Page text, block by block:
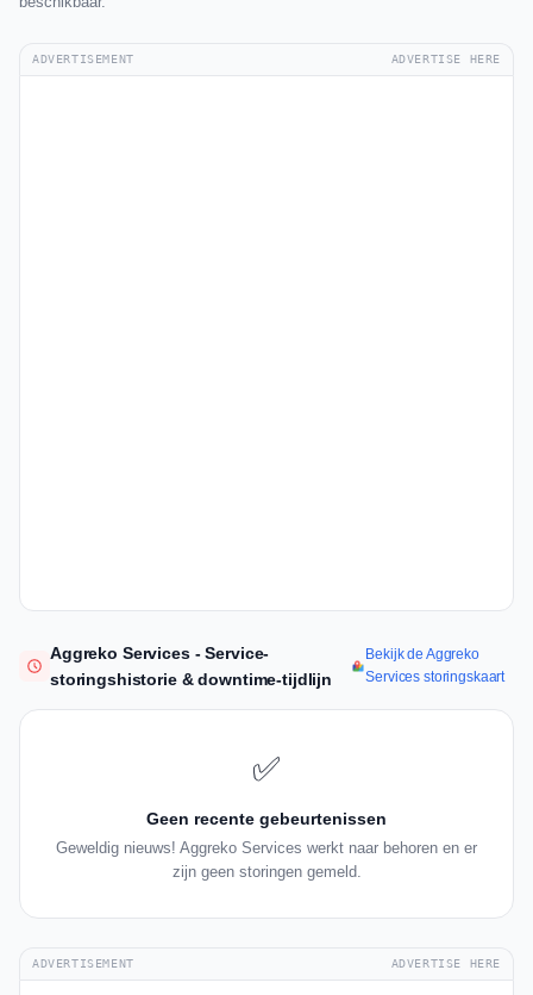
ADVERTISEMENT ADVERTISE HERE
Aggreko Services - Service-
storingshistorie & downtime-tijdlijn
Bekijk de Aggreko
Services storingskaart
✅
Geen recente gebeurtenissen
Geweldig nieuws! Aggreko Services werkt naar behoren en er
zijn geen storingen gemeld.
ADVERTISEMENT ADVERTISE HERE